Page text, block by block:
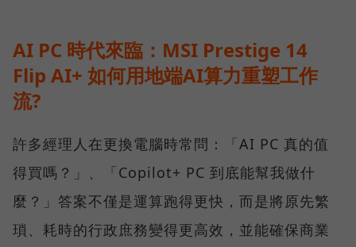
AI PC 時代來臨：MSI Prestige 14
Flip AI+ 如何用地端AI算力重塑工作
流?
許多經理人在更換電腦時常問：「AI PC 真的值
得買嗎？」、「Copilot+ PC 到底能幫我做什
麼？」答案不僅是運算跑得更快，而是將原先繁
瑣、耗時的行政庶務變得更高效，並能確保商業